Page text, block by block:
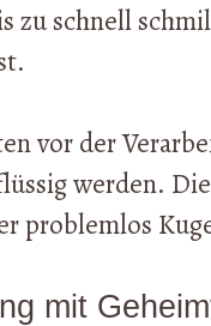
zu schnell
vor der
werden.
problemlos
mit